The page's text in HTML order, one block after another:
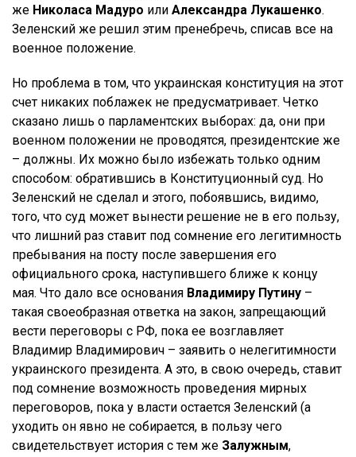
же Николаса Мадуро или Александра Лукашенко.
Зеленский же решил этим пренебречь, списав все на
военное положение.
Но проблема в том, что украинская конституция на этот
счет никаких поблажек не предусматривает. Четко
сказано лишь о парламентских выборах: да, они при
военном положении не проводятся, президентские же
– должны. Их можно было избежать только одним
способом: обратившись в Конституционный суд. Но
Зеленский не сделал и этого, побоявшись, видимо,
того, что суд может вынести решение не в его пользу,
что лишний раз ставит под сомнение его легитимность
пребывания на посту после завершения его
официального срока, наступившего ближе к концу
мая. Что дало все основания Владимиру Путину –
такая своеобразная ответка на закон, запрещающий
вести переговоры с РФ, пока ее возглавляет
Владимир Владимирович – заявить о нелегитимности
украинского президента. А это, в свою очередь, ставит
под сомнение возможность проведения мирных
переговоров, пока у власти остается Зеленский (а
уходить он явно не собирается, в пользу чего
свидетельствует история с тем же Залужным,